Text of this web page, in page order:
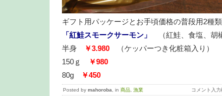
ギフト用パッケージとお手頃価格の普段用2種
「紅鮭スモークサーモン」
（紅鮭、食塩、
半身
￥3.980
（ケッパーつき化粧箱入り）
150ｇ
￥980
80g
￥450
Posted by mahoroba , in 商品 漁業 コメント入力